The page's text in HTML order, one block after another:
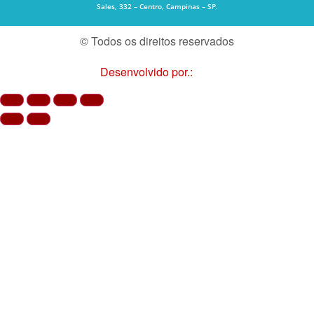
Sales, 332 – Centro, Campinas – SP.
© Todos os direitos reservados
Desenvolvido por.: